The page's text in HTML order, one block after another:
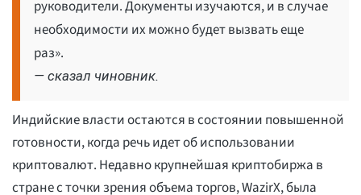
руководители. Документы изучаются, и в случае
необходимости их можно будет вызвать еще
раз».
— сказал чиновник.
Индийские власти остаются в состоянии повышенной
готовности, когда речь идет об использовании
криптовалют. Недавно крупнейшая криптобиржа в
стране с точки зрения объема торгов, WazirX, была